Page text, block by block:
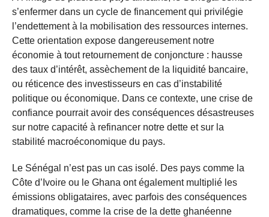
s’enfermer dans un cycle de financement qui privilégie
l’endettement à la mobilisation des ressources internes.
Cette orientation expose dangereusement notre
économie à tout retournement de conjoncture : hausse
des taux d’intérêt, assèchement de la liquidité bancaire,
ou réticence des investisseurs en cas d’instabilité
politique ou économique. Dans ce contexte, une crise de
confiance pourrait avoir des conséquences désastreuses
sur notre capacité à refinancer notre dette et sur la
stabilité macroéconomique du pays.
Le Sénégal n’est pas un cas isolé. Des pays comme la
Côte d’Ivoire ou le Ghana ont également multiplié les
émissions obligataires, avec parfois des conséquences
dramatiques, comme la crise de la dette ghanéenne